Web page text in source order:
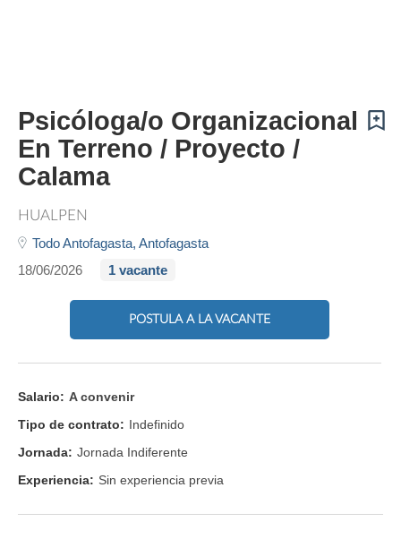
Psicóloga/o Organizacional
En Terreno / Proyecto /
Calama
HUALPEN
Todo Antofagasta, Antofagasta
18/06/2026
1 vacante
POSTULA A LA VACANTE
Salario: A convenir
Tipo de contrato: Indefinido
Jornada: Jornada Indiferente
Experiencia: Sin experiencia previa